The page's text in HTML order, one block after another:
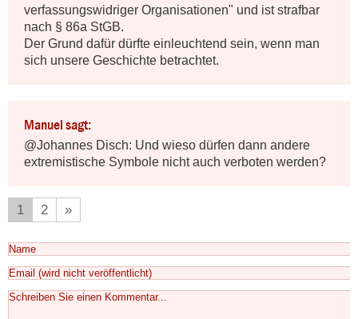
verfassungswidriger Organisationen" und ist strafbar
nach § 86a StGB.
Der Grund dafür dürfte einleuchtend sein, wenn man
sich unsere Geschichte betrachtet.
Manuel sagt:
@Johannes Disch: Und wieso dürfen dann andere
extremistische Symbole nicht auch verboten werden?
1 2 »